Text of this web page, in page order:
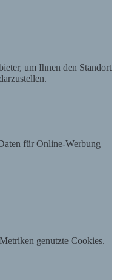
um Ihnen den Standort
für Online-Werbung
genutzte Cookies.